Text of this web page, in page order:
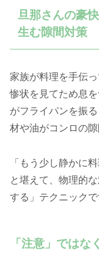
旦那さんの豪
生む隙間対策
家族が料理を手伝
惨状を見てため息
がフライパンを振
材や油がコンロの
「もう少し静かに
と堪えて、物理的
する」テクニックで
「注意」ではな